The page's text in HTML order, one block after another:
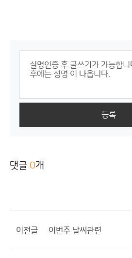
등록
댓글 0개
이전글 이번주 날씨관련